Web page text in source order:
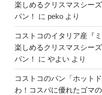
楽しめるクリスマスシー
パン！
に peko より
コストコのイタリア産『
楽しめるクリスマスシー
パン！
に やよい より
コストコのパン「ホット
わ！コスパに優れたゴマ